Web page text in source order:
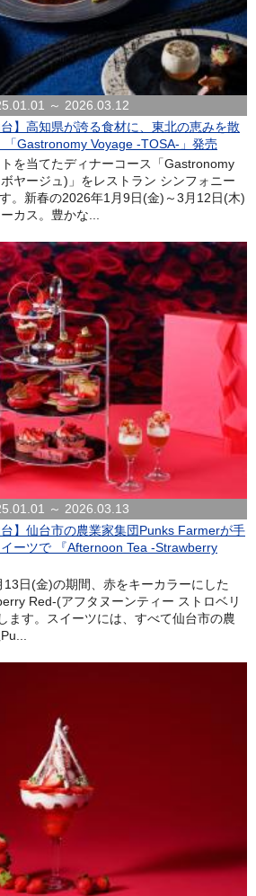
～ 2026.03.12
台】高知県が誇る食材に、東北の恵みを散
「Gastronomy Voyage -TOSA-」発売
を当てたディナーコース「Gastronomy
ヤージュ)」をレストラン シンフォニー
。新春の2026年1月9日(金)～3月12日(木)
カス。豊かな...
～ 2026.03.13
台】仙台市の農業家集団Punks Farmerが手
ーツで 『Afternoon Tea -Strawberry
日(金)の期間、赤をキーカラーにした
Red-(アフタヌーンティー ストロベリ
ます。スイーツには、すべて仙台市の農